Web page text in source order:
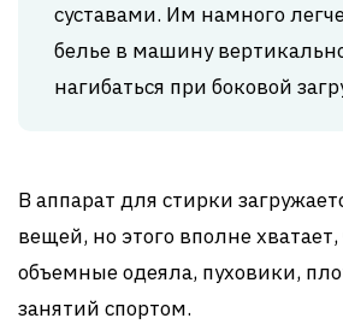
суставами. Им намного
белье в машину
нагибаться при боковой
В аппарат для стирки
вещей, но этого вполне
объемные одеяла, пуховики,
занятий спортом.